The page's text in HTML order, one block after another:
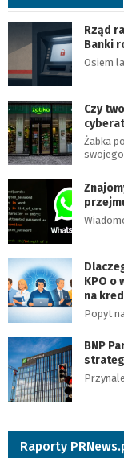
Rząd
Banki
Osiem
Czy
Żabka
KPO o
na
Popyt
BNP
Raporty